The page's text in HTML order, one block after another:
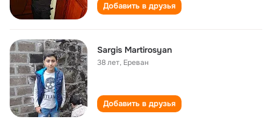
Добавить в друзья
Sargis Martirosyan
38 лет, Ереван
Добавить в друзья